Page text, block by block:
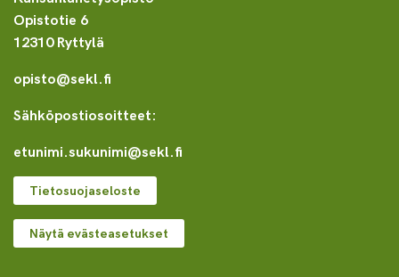
Opistotie 6
12310 Ryttylä
opisto@sekl.fi
Sähköpostiosoitteet:
etunimi.sukunimi@sekl.fi
Tietosuojaseloste
Näytä evästeasetukset